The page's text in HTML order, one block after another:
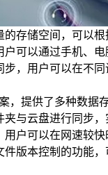
存储空间，可以根
可以通过手机、
，用户可以在不
提供了多种数据
与云盘进行同步，
户可以在网速较
版本控制的功能